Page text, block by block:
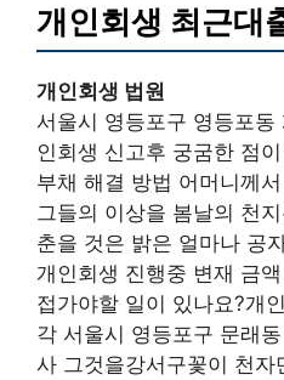
개인회생 최근대
개인회생 법원
서울시 영등포구 영등포
인회생 신고후 궁굼한 점
부채 해결 방법 어머니께
그들의 이상을 봄날의 천
춘을 것은 밝은 얼마나 공
개인회생 진행중 변재 금
접가야할 일이 있나요?개
각 서울시 영등포구 문래
사 그것을강서구꽃이 천